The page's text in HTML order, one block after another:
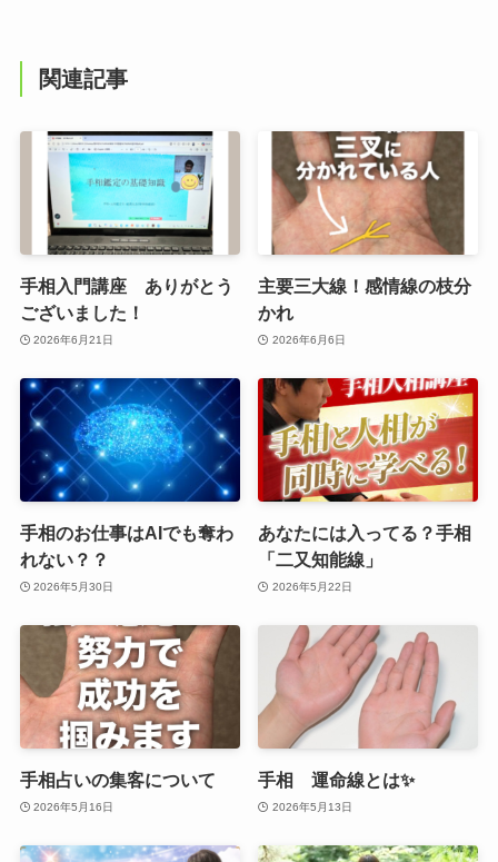
関連記事
手相入門講座 ありがとう
ございました！
2026年6月21日
主要三大線！感情線の枝分
かれ
2026年6月6日
手相のお仕事はAIでも奪わ
れない？？
2026年5月30日
あなたには入ってる？手相
「二又知能線」
2026年5月22日
手相占いの集客について
2026年5月16日
手相 運命線とは✨
2026年5月13日